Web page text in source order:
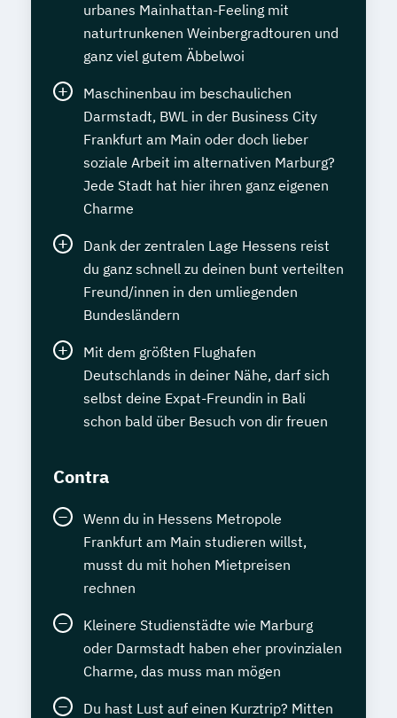
urbanes Mainhattan-Feeling mit
naturtrunkenen Weinbergradtouren und
ganz viel gutem Äbbelwoi
Maschinenbau im beschaulichen
Darmstadt, BWL in der Business City
Frankfurt am Main oder doch lieber
soziale Arbeit im alternativen Marburg?
Jede Stadt hat hier ihren ganz eigenen
Charme
Dank der zentralen Lage Hessens reist
du ganz schnell zu deinen bunt verteilten
Freund/innen in den umliegenden
Bundesländern
Mit dem größten Flughafen
Deutschlands in deiner Nähe, darf sich
selbst deine Expat-Freundin in Bali
schon bald über Besuch von dir freuen
Contra
Wenn du in Hessens Metropole
Frankfurt am Main studieren willst,
musst du mit hohen Mietpreisen
rechnen
Kleinere Studienstädte wie Marburg
oder Darmstadt haben eher provinzialen
Charme, das muss man mögen
Du hast Lust auf einen Kurztrip? Mitten